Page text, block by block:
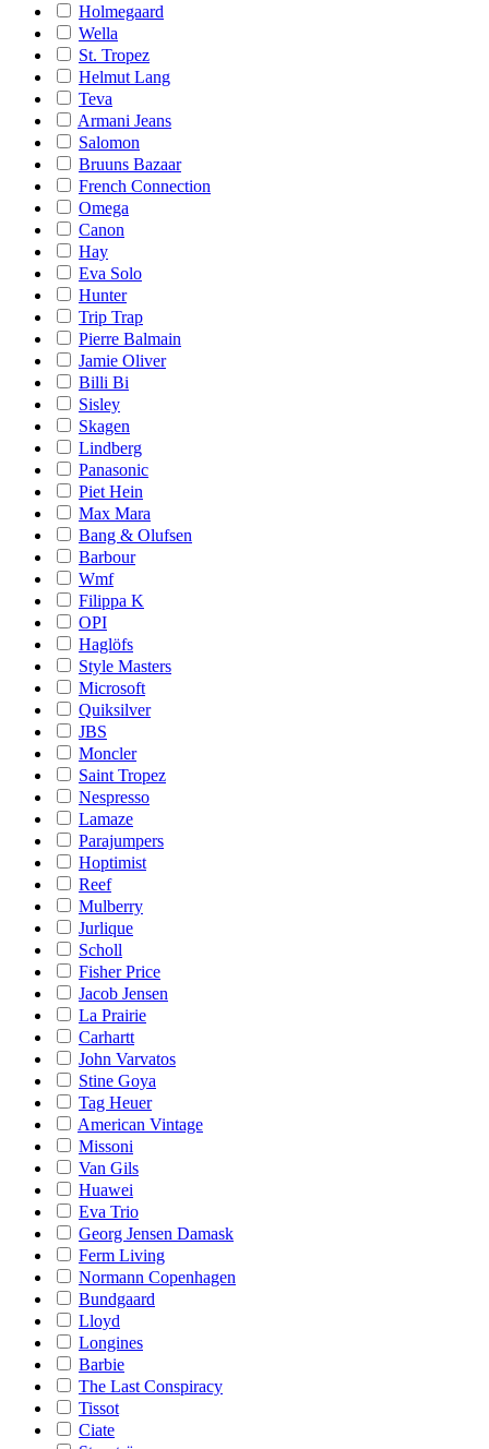
Holmegaard
Wella
St. Tropez
Helmut Lang
Teva
Armani Jeans
Salomon
Bruuns Bazaar
French Connection
Omega
Canon
Hay
Eva Solo
Hunter
Trip Trap
Pierre Balmain
Jamie Oliver
Billi Bi
Sisley
Skagen
Lindberg
Panasonic
Piet Hein
Max Mara
Bang & Olufsen
Barbour
Wmf
Filippa K
OPI
Haglöfs
Style Masters
Microsoft
Quiksilver
JBS
Moncler
Saint Tropez
Nespresso
Lamaze
Parajumpers
Hoptimist
Reef
Mulberry
Jurlique
Scholl
Fisher Price
Jacob Jensen
La Prairie
Carhartt
John Varvatos
Stine Goya
Tag Heuer
American Vintage
Missoni
Van Gils
Huawei
Eva Trio
Georg Jensen Damask
Ferm Living
Normann Copenhagen
Bundgaard
Lloyd
Longines
Barbie
The Last Conspiracy
Tissot
Ciate